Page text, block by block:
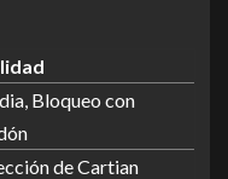
Bloqueo con
de Cartian